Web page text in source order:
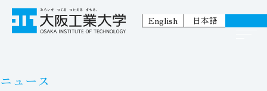
English 日本語
ニュース